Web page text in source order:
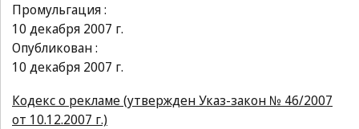
Промульгация :
10 декабря 2007 г.
Опубликован :
10 декабря 2007 г.
Кодекс о рекламе (утвержден Указ-закон № 46/2007
от 10.12.2007 г.)